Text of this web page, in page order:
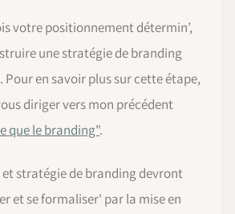
votre positionnement détermin’,
une stratégie de branding
en savoir plus sur cette étape,
diriger vers mon précédent
que le branding".
stratégie de branding devront
et se formaliser' par la mise en